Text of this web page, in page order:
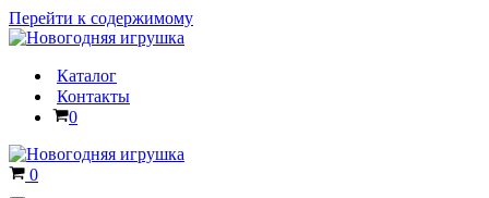
Перейти к содержимому
Каталог
Контакты
Корзина
0
Корзина
0